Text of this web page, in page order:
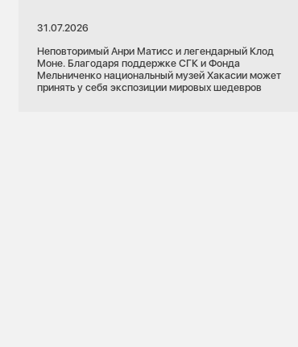
31.07.2026
Неповторимый Анри Матисс и легендарный Клод
Моне. Благодаря поддержке СГК и Фонда
Мельниченко национальный музей Хакасии может
принять у себя экспозиции мировых шедевров